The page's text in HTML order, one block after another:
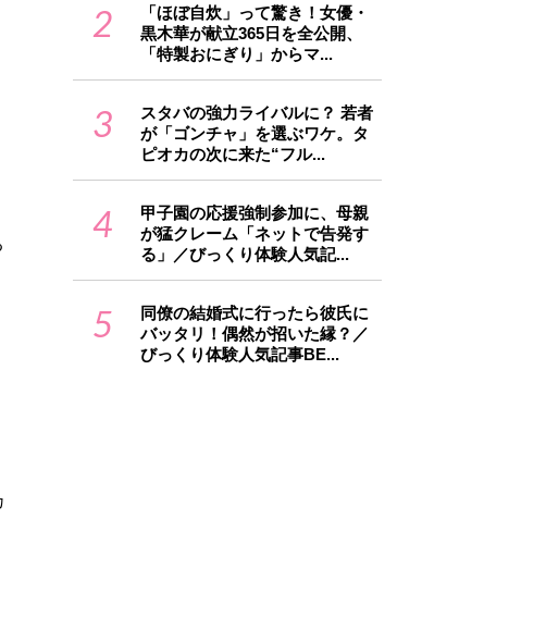
2
「ほぼ自炊」って驚き！女優・
黒木華が献立365日を全公開、
「特製おにぎり」からマ...
3
スタバの強力ライバルに？ 若者
が「ゴンチャ」を選ぶワケ。タ
ピオカの次に来た“フル...
4
甲子園の応援強制参加に、母親
が猛クレーム「ネットで告発す
る」／びっくり体験人気記...
5
同僚の結婚式に行ったら彼氏に
バッタリ！偶然が招いた縁？／
びっくり体験人気記事BE...